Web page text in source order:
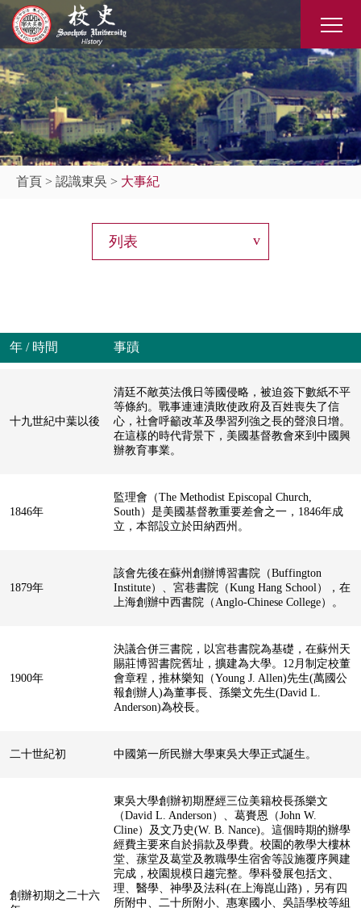
首頁 > 認識東吳 > 大事紀
列表
年 / 時間 事蹟
十九世紀中葉以後
清廷不敵英法俄日等國侵略，被迫簽下數紙不平
等條約。戰事連連潰敗使政府及百姓喪失了信
心，社會呼籲改革及學習列強之長的聲浪日增。
在這樣的時代背景下，美國基督教會來到中國興
辦教育事業。
1846年
監理會（The Methodist Episcopal Church,
South）是美國基督教重要差會之一，1846年成
立，本部設立於田納西州。
1879年
該會先後在蘇州創辦博習書院（Buffington
Institute）、宮巷書院（Kung Hang School），在
上海創辦中西書院（Anglo-Chinese College）。
1900年
決議合併三書院，以宮巷書院為基礎，在蘇州天
賜莊博習書院舊址，擴建為大學。12月制定校董
會章程，推林樂知（Young J. Allen)先生(萬國公
報創辦人)為董事長、孫樂文先生(David L.
Anderson)為校長。
二十世紀初 中國第一所民辦大學東吳大學正式誕生。
創辦初期之二十六
東吳大學創辦初期歷經三位美籍校長孫樂文
（David L. Anderson）、葛賚恩（John W.
Cline）及文乃史(W. B. Nance)。這個時期的辦學
經費主要來自於捐款及學費。校園的教學大樓林
堂、蓀堂及葛堂及教職學生宿舍等設施覆序興建
完成，校園規模日趨完整。學科發展包括文、
理、醫學、神學及法科(在上海崑山路)，另有四
所附中、二十所附小、惠寒國小、吳語學校等組